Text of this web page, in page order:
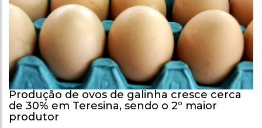
Produção de ovos de galinha cresce cerca
de 30% em Teresina, sendo o 2º maior
produtor